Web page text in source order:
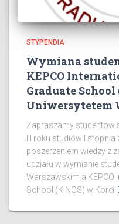
STYPENDIA
Wymiana
KEPCO
Graduate School
Uniwersytetem
Zapraszamy studentów
III roku studiów I
poszerzeniem wiedzy z
udziału w wymianie
Warszawskim a KEPCO
School (KINGS) w Korei